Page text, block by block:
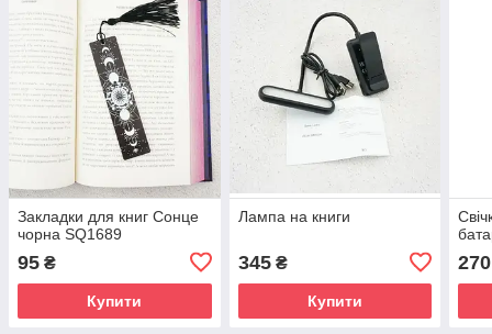
Закладки для книг Сонце
чорна SQ1689
95 ₴
Купити
Лампа на книги
345₴
Купити
270